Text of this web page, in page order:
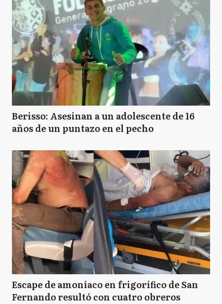
Berisso: Asesinan a un adolescente de 16
años de un puntazo en el pecho
Escape de amoníaco en frigorífico de San
Fernando resultó con cuatro obreros